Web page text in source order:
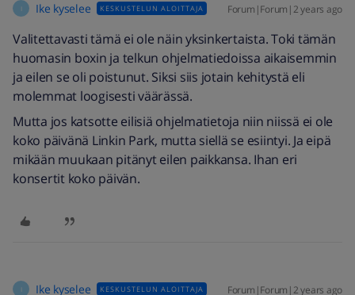
I Ike kyselee KESKUSTELUN ALOITTAJA Forum|Forum|2 years ago
Valitettavasti tämä ei ole näin yksinkertaista. Toki tämän
huomasin boxin ja telkun ohjelmatiedoissa aikaisemmin
ja eilen se oli poistunut. Siksi siis jotain kehitystä eli
molemmat loogisesti väärässä.
Mutta jos katsotte eilisiä ohjelmatietoja niin niissä ei ole
koko päivänä Linkin Park, mutta siellä se esiintyi. Ja eipä
mikään muukaan pitänyt eilen paikkansa. Ihan eri
konsertit koko päivän.
I Ike kyselee KESKUSTELUN ALOITTAJA Forum|Forum|2 years ago